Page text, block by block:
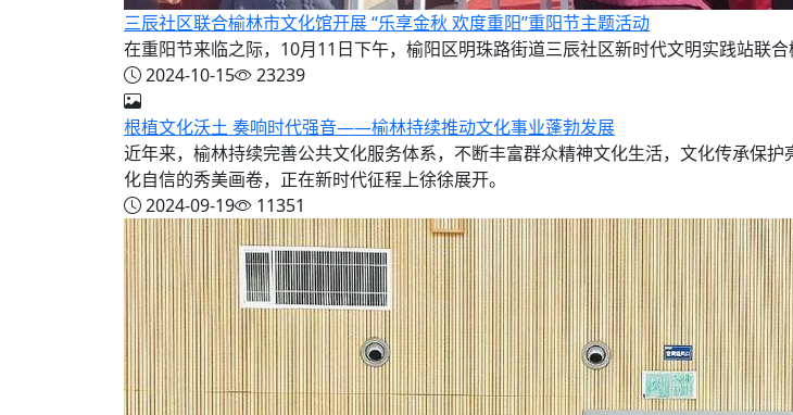
三辰社区联合榆林市文化馆开展 “乐享金秋 欢度重阳”重阳节主题活动
在重阳节来临之际，10月11日下午，榆阳区明珠路街道三辰社区新时代文明实践站联合
2024-10-15
23239
根植文化沃土 奏响时代强音——榆林持续推动文化事业蓬勃发展
近年来，榆林持续完善公共文化服务体系，不断丰富群众精神文化生活，文化传承保
化自信的秀美画卷，正在新时代征程上徐徐展开。
2024-09-19
11351